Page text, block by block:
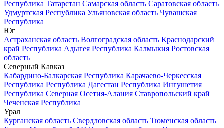
Республика Татарстан Самарская область Саратовская область
Удмуртская Республика Ульяновская область Чувашская
Республика
Юг
Астраханская область Волгоградская область Краснодарский
край Республика Адыгея Республика Калмыкия Ростовская
область
Северный Кавказ
Кабардино-Балкарская Республика Карачаево-Черкесская
Республика Республика Дагестан Республика Ингушетия
Республика Северная Осетия-Алания Ставропольский край
Чеченская Республика
Урал
Курганская область Свердловская область Тюменская область